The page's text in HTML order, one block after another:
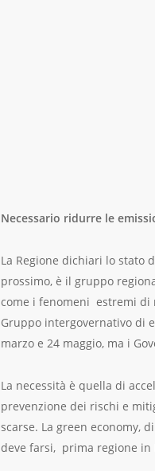
Necessario ridurre le
La Regione dichiari lo stato
prossimo, è il gruppo
come i fenomeni estremi di
Gruppo intergovernativo di
marzo e 24 maggio, ma i
La necessità è quella di
prevenzione dei rischi e
scarse. La green economy,
deve farsi, prima regione